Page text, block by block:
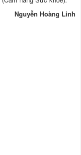
Nguyễn Hoàng Linh